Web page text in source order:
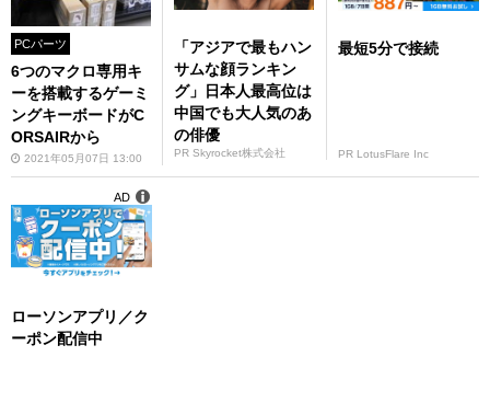
PCパーツ
6つのマクロ専用キ
ーを搭載するゲーミ
ングキーボードがC
ORSAIRから
2021年05月07日 13:00
「アジアで最もハン
サムな顔ランキン
グ」日本人最高位は
中国でも大人気のあ
の俳優
PR Skyrocket株式会社
最短5分で接続
PR LotusFlare Inc
ローソンアプリ／ク
ーポン配信中
AD